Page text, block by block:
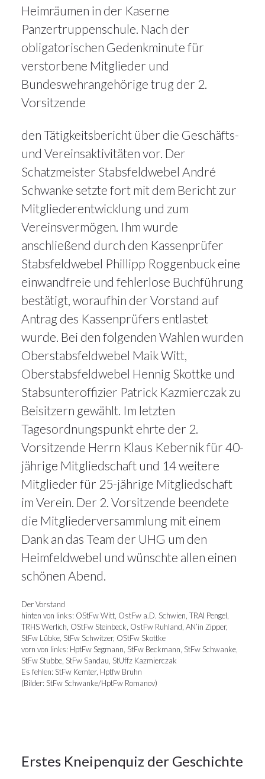
Heimräumen in der Kaserne
Panzertruppenschule. Nach der
obligatorischen Gedenkminute für
verstorbene Mitglieder und
Bundeswehrangehörige trug der 2.
Vorsitzende
den Tätigkeitsbericht über die Geschäfts-
und Vereinsaktivitäten vor. Der
Schatzmeister Stabsfeldwebel André
Schwanke setzte fort mit dem Bericht zur
Mitgliederentwicklung und zum
Vereinsvermögen. Ihm wurde
anschließend durch den Kassenprüfer
Stabsfeldwebel Phillipp Roggenbuck eine
einwandfreie und fehlerlose Buchführung
bestätigt, woraufhin der Vorstand auf
Antrag des Kassenprüfers entlastet
wurde. Bei den folgenden Wahlen wurden
Oberstabsfeldwebel Maik Witt,
Oberstabsfeldwebel Hennig Skottke und
Stabsunteroffizier Patrick Kazmierczak zu
Beisitzern gewählt. Im letzten
Tagesordnungspunkt ehrte der 2.
Vorsitzende Herrn Klaus Kebernik für 40-
jährige Mitgliedschaft und 14 weitere
Mitglieder für 25-jährige Mitgliedschaft
im Verein. Der 2. Vorsitzende beendete
die Mitgliederversammlung mit einem
Dank an das Team der UHG um den
Heimfeldwebel und wünschte allen einen
schönen Abend.
Der Vorstand
hinten von links: OStFw Witt, OstFw a.D. Schwien, TRAI Pengel,
TRHS Werlich, OStFw Steinbeck, OstFw Ruhland, AN’in Zipper,
StFw Lübke, StFw Schwitzer, OStFw Skottke
vorn von links: HptFw Segmann, StFw Beckmann, StFw Schwanke,
StFw Stubbe, StFw Sandau, StUffz Kazmierczak
Es fehlen: StFw Kemter, Hptfw Bruhn
(Bilder: StFw Schwanke/HptFw Romanov)
5
5März
2026
Alle
Erstes Kneipenquiz der Geschichte